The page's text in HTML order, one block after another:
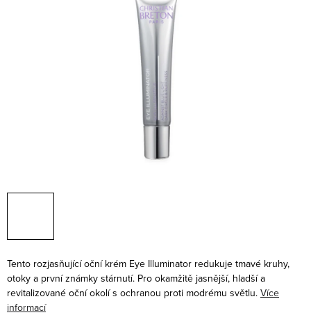
Tento rozjasňující oční krém Eye Illuminator redukuje tmavé kruhy,
otoky a první známky stárnutí. Pro okamžitě jasnější, hladší a
revitalizované oční okolí s ochranou proti modrému světlu. Více
informací